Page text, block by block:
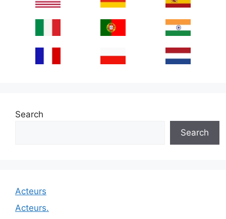
Search
Search
Acteurs
Acteurs.